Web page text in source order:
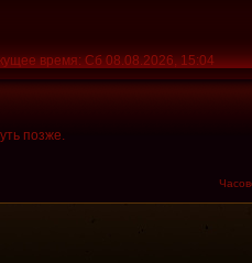
время: Сб 08.08.2026, 15:04
позже.